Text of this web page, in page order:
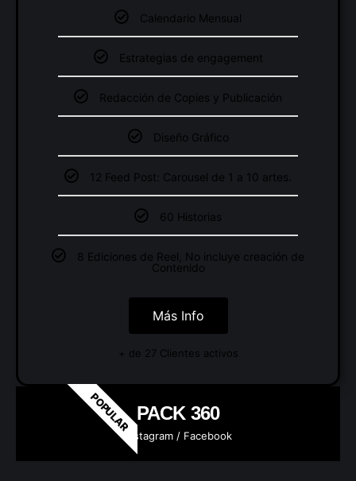
Calendario Mensual
Estrategias de engagement
Redacción de Copies y Publicación
Diseño Gráfico
12 Feed Post: Carousel de 1 a 10 artes.
60 Historias
8 Ediciones de Reel, No incluye creación de
Contenido
Más Info
+ de 27 Clientes activos
POPULAR PACK 360
Instagram / Facebook